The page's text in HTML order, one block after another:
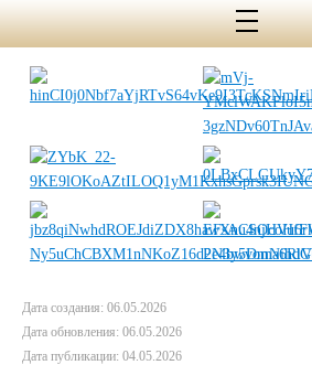
сделать территорию детских садов ещё
Дата создания: 06.05.2026
Дата обновления: 06.05.2026
Дата публикации: 04.05.2026